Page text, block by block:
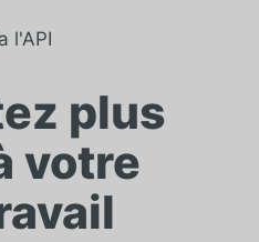
l'API
plus
votre